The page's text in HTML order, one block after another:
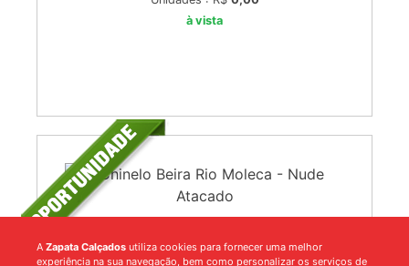
à vista
Chinelo Beira Rio Moleca
A Zapata Calçados utiliza cookies para fornecer uma melhor
experiência na sua navegação, bem como personalizar os serviços de